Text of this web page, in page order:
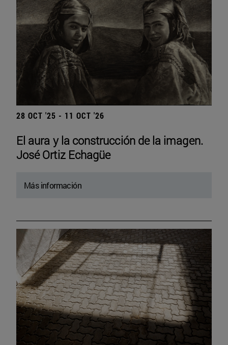
28 OCT '25 - 11 OCT '26
El aura y la construcción de la imagen.
José Ortiz Echagüe
Más información